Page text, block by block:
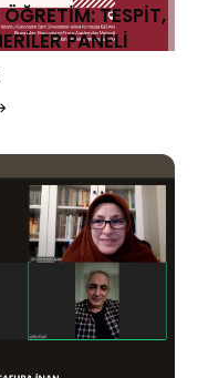
TESPİT,
PANELİ